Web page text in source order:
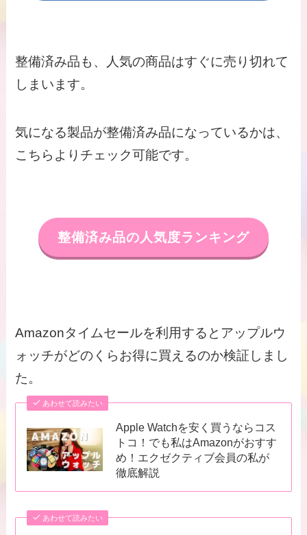
整備済み品も、人気の商品はすぐに売り切れて
しまいます。
気になる製品が整備済み品になっているかは、
こちらよりチェック可能です。
整備済み品の人気度ランキング
Amazonタイムセールを利用するとアップルウ
ォッチがどのくらお得に買えるのか検証しまし
た。
あわせて読みたい
Apple Watchを安く買うならコス
トコ！でも私はAmazonがおすす
め！エクゼクティブ会員の私が
徹底解説
あわせて読みたい